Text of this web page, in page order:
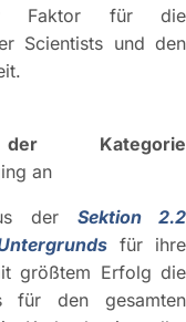
Faktor für die
Scientists und den
Kategorie
an
der Sektion 2.2
für ihre
größtem Erfolg die
für den gesamten